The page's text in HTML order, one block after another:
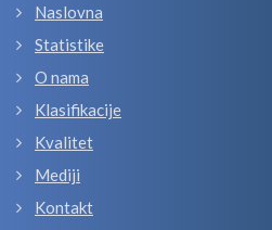
Naslovna
Statistike
O nama
Klasifikacije
Kvalitet
Mediji
Kontakt